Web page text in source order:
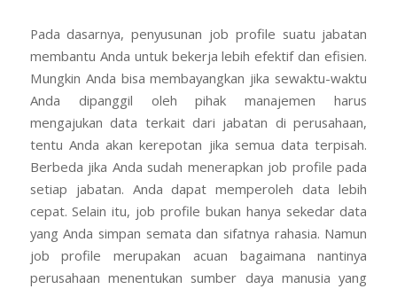
Pada dasarnya, penyusunan job profile suatu jabatan
membantu Anda untuk bekerja lebih efektif dan efisien.
Mungkin Anda bisa membayangkan jika sewaktu-waktu
Anda dipanggil oleh pihak manajemen harus
mengajukan data terkait dari jabatan di perusahaan,
tentu Anda akan kerepotan jika semua data terpisah.
Berbeda jika Anda sudah menerapkan job profile pada
setiap jabatan. Anda dapat memperoleh data lebih
cepat. Selain itu, job profile bukan hanya sekedar data
yang Anda simpan semata dan sifatnya rahasia. Namun
job profile merupakan acuan bagaimana nantinya
perusahaan menentukan sumber daya manusia yang